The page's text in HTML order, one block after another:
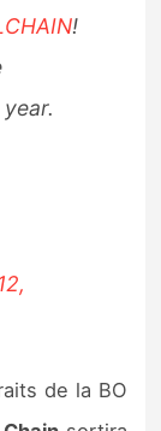
!
de la BO